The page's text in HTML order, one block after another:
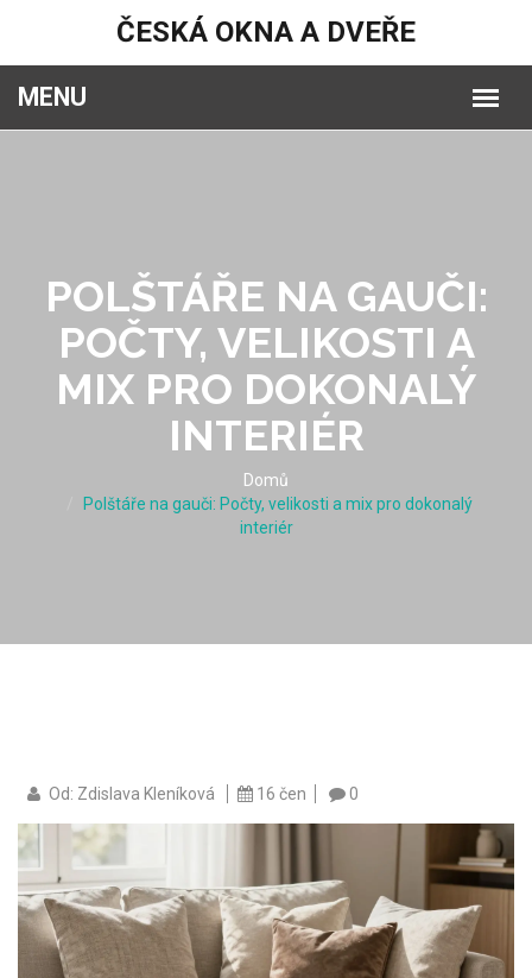
ČESKÁ OKNA A DVEŘE
POLŠTÁŘE NA GAUČI:
POČTY, VELIKOSTI A
MIX PRO DOKONALÝ
INTERIÉR
Domů
Polštáře na gauči: Počty, velikosti a mix pro dokonalý
interiér
Od: Zdislava Kleníková 16 čen 0